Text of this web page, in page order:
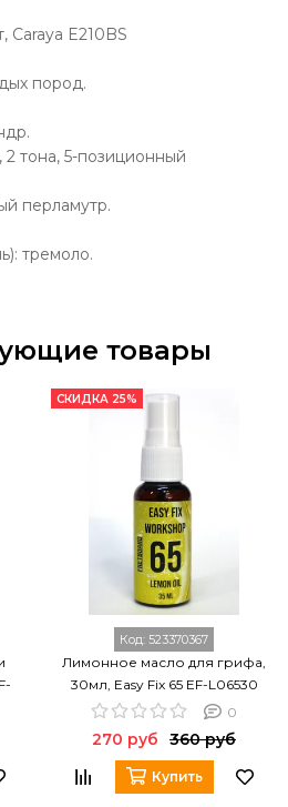
Caraya E210BS
пород.
2 тона, 5-позиционный
перламутр.
тремоло.
товары
СКИДКА 25%
Код: 523370367
Лимонное масло для грифа,
30мл, Easy Fix 65 EF-L06530
0
270 руб 360 руб
Купить